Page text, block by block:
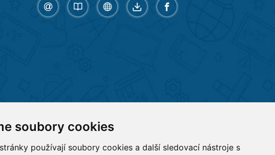
soubory cookies
používají soubory cookies a další sledovací nástroje s